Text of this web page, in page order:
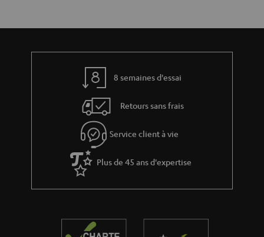
8 semaines d'essai
Retours sans frais
Service client à vie
Plus de 45 ans d'expertise